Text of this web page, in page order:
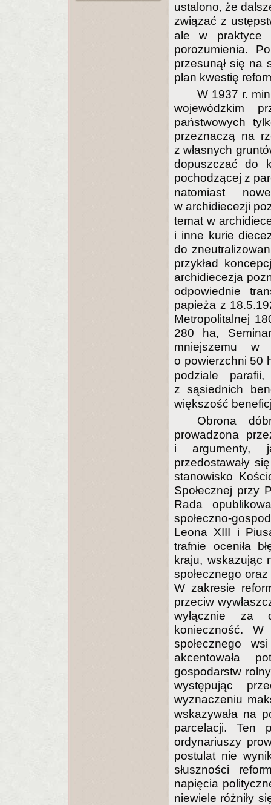
ustalono, że
związać z
ale w praktyce
porozumienia.
przesunął się na
plan kwestię
W 1937 r.
wojewódzkim
państwowych
przeznaczą na
z własnych
dopuszczać do
pochodzącej z
natomiast
w archidiecezji
temat w
i inne kurie
do
przykład
archidiecezja
odpowiednie
papieża z
Metropolitalnej
280 ha,
mniejszemu w
o powierzchni 50
podziale
z sąsiednich
większość
Obrona
prowadzona
i argumenty,
przedostawały
stanowisko
Społecznej przy
Rada
społeczno-
Leona XIII i
trafnie oceniła
kraju, wskazując
społecznego
W zakresie
przeciw
wyłącznie za
konieczność.
społecznego
akcentowała
gospodarstw
występując
wyznaczeniu
wskazywała na
parcelacji. Ten
ordynariuszy
postulat nie
słuszności
napięcia
niewiele różniły